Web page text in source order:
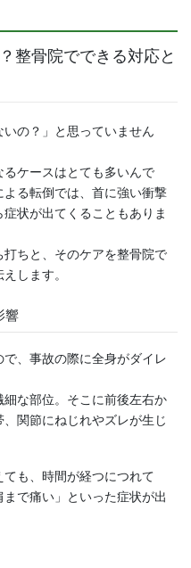
整骨院でできる対応と
いの？」と思っていません
ケースはとても多いんで
る転倒では、首に強い衝撃
状が出てくることもありま
ちと、そのケアを整骨院で
します。
響
、事故の際に全身がダイレ
な部位。そこに前後左右か
関節にねじれやズレが生じ
も、時間が経つにつれて
まで痛い」といった症状が出